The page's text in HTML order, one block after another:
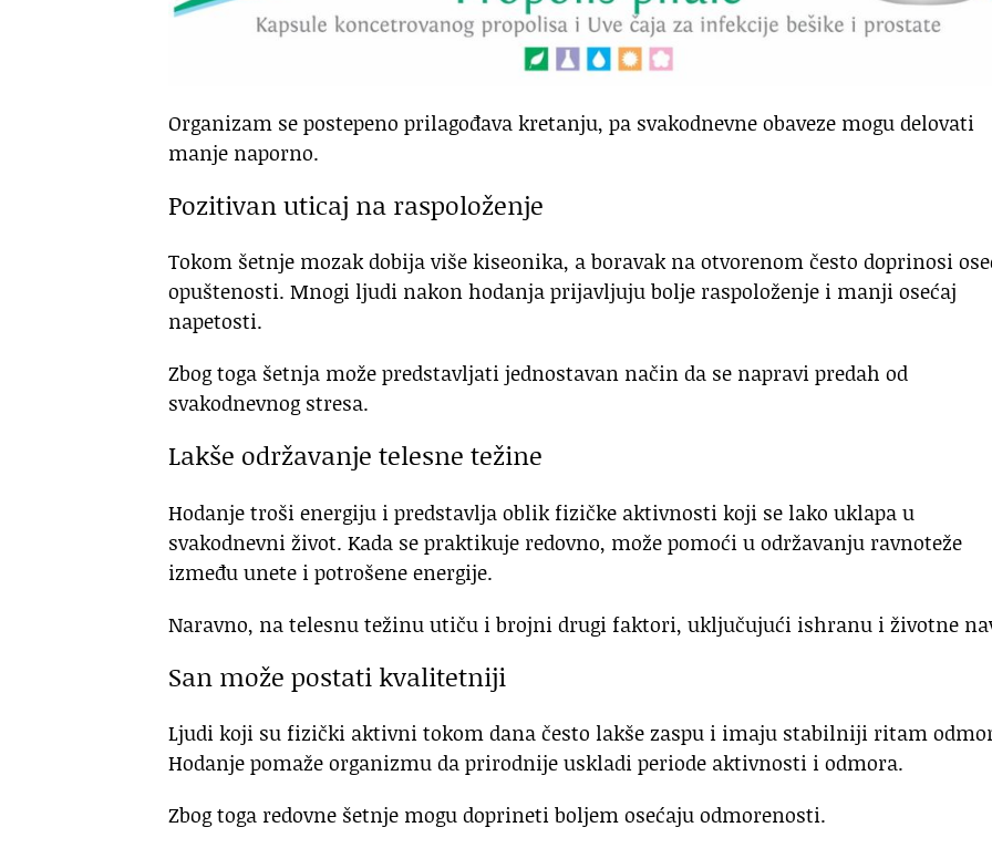
Organizam se postepeno prilagođava kretanju, pa svakodnevne obaveze mogu delovati
manje naporno.
Pozitivan uticaj na raspoloženje
Tokom šetnje mozak dobija više kiseonika, a boravak na otvorenom često doprinosi
opuštenosti. Mnogi ljudi nakon hodanja prijavljuju bolje raspoloženje i manji osećaj
napetosti.
Zbog toga šetnja može predstavljati jednostavan način da se napravi predah od
svakodnevnog stresa.
Lakše održavanje telesne težine
Hodanje troši energiju i predstavlja oblik fizičke aktivnosti koji se lako uklapa u
svakodnevni život. Kada se praktikuje redovno, može pomoći u održavanju ravnoteže
između unete i potrošene energije.
Naravno, na telesnu težinu utiču i brojni drugi faktori, uključujući ishranu i životne
San može postati kvalitetniji
Ljudi koji su fizički aktivni tokom dana često lakše zaspu i imaju stabilniji ritam
Hodanje pomaže organizmu da prirodnije uskladi periode aktivnosti i odmora.
Zbog toga redovne šetnje mogu doprineti boljem osećaju odmorenosti.